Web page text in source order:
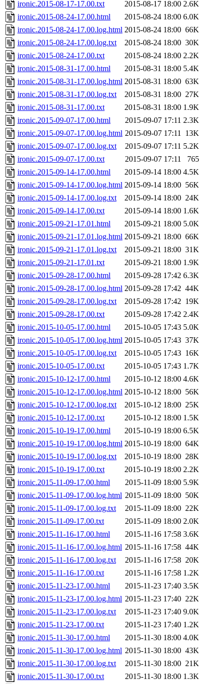
ironic.2015-08-17-17.00.txt 2015-08-17 18:00 2.6K
ironic.2015-08-24-17.00.html
2015-08-24 18:00 6.0K
ironic.2015-08-24-17.00.log.html 2015-08-24 18:00 66K
ironic.2015-08-24-17.00.log.txt
2015-08-24 18:00 30K
ironic.2015-08-24-17.00.txt
2015-08-24 18:00 2.2K
ironic.2015-08-31-17.00.html
2015-08-31 18:00 5.4K
ironic.2015-08-31-17.00.log.html 2015-08-31 18:00 63K
ironic.2015-08-31-17.00.log.txt
2015-08-31 18:00 27K
ironic.2015-08-31-17.00.txt
2015-08-31 18:00 1.9K
ironic.2015-09-07-17.00.html
2015-09-07 17:11 2.3K
ironic.2015-09-07-17.00.log.html 2015-09-07 17:11 13K
ironic.2015-09-07-17.00.log.txt
2015-09-07 17:11 5.2K
ironic.2015-09-07-17.00.txt
2015-09-07 17:11
765
ironic.2015-09-14-17.00.html
2015-09-14 18:00 4.5K
ironic.2015-09-14-17.00.log.html 2015-09-14 18:00 56K
ironic.2015-09-14-17.00.log.txt
2015-09-14 18:00 24K
ironic.2015-09-14-17.00.txt
2015-09-14 18:00 1.6K
ironic.2015-09-21-17.01.html
2015-09-21 18:00 5.0K
ironic.2015-09-21-17.01.log.html 2015-09-21 18:00 66K
ironic.2015-09-21-17.01.log.txt
2015-09-21 18:00 31K
ironic.2015-09-21-17.01.txt
2015-09-21 18:00 1.9K
ironic.2015-09-28-17.00.html
2015-09-28 17:42 6.3K
ironic.2015-09-28-17.00.log.html 2015-09-28 17:42 44K
ironic.2015-09-28-17.00.log.txt
2015-09-28 17:42 19K
ironic.2015-09-28-17.00.txt
2015-09-28 17:42 2.4K
ironic.2015-10-05-17.00.html
2015-10-05 17:43 5.0K
ironic.2015-10-05-17.00.log.html 2015-10-05 17:43 37K
ironic.2015-10-05-17.00.log.txt
2015-10-05 17:43 16K
ironic.2015-10-05-17.00.txt
2015-10-05 17:43 1.7K
ironic.2015-10-12-17.00.html
2015-10-12 18:00 4.6K
ironic.2015-10-12-17.00.log.html 2015-10-12 18:00 56K
ironic.2015-10-12-17.00.log.txt
2015-10-12 18:00 25K
ironic.2015-10-12-17.00.txt
2015-10-12 18:00 1.5K
ironic.2015-10-19-17.00.html
2015-10-19 18:00 6.5K
ironic.2015-10-19-17.00.log.html 2015-10-19 18:00 64K
ironic.2015-10-19-17.00.log.txt
2015-10-19 18:00 28K
ironic.2015-10-19-17.00.txt
2015-10-19 18:00 2.2K
ironic.2015-11-09-17.00.html
2015-11-09 18:00 5.9K
ironic.2015-11-09-17.00.log.html 2015-11-09 18:00 50K
ironic.2015-11-09-17.00.log.txt
2015-11-09 18:00 22K
ironic.2015-11-09-17.00.txt
2015-11-09 18:00 2.0K
ironic.2015-11-16-17.00.html
2015-11-16 17:58 3.6K
ironic.2015-11-16-17.00.log.html 2015-11-16 17:58 44K
ironic.2015-11-16-17.00.log.txt
2015-11-16 17:58 20K
ironic.2015-11-16-17.00.txt
2015-11-16 17:58 1.2K
ironic.2015-11-23-17.00.html
2015-11-23 17:40 3.5K
ironic.2015-11-23-17.00.log.html 2015-11-23 17:40 22K
ironic.2015-11-23-17.00.log.txt
2015-11-23 17:40 9.0K
ironic.2015-11-23-17.00.txt
2015-11-23 17:40 1.2K
ironic.2015-11-30-17.00.html
2015-11-30 18:00 4.0K
ironic.2015-11-30-17.00.log.html 2015-11-30 18:00 43K
ironic.2015-11-30-17.00.log.txt
2015-11-30 18:00 21K
ironic.2015-11-30-17.00.txt
2015-11-30 18:00 1.3K